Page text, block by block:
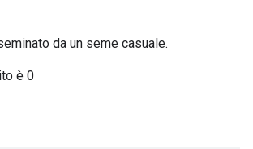
da un seme casuale.
è 0